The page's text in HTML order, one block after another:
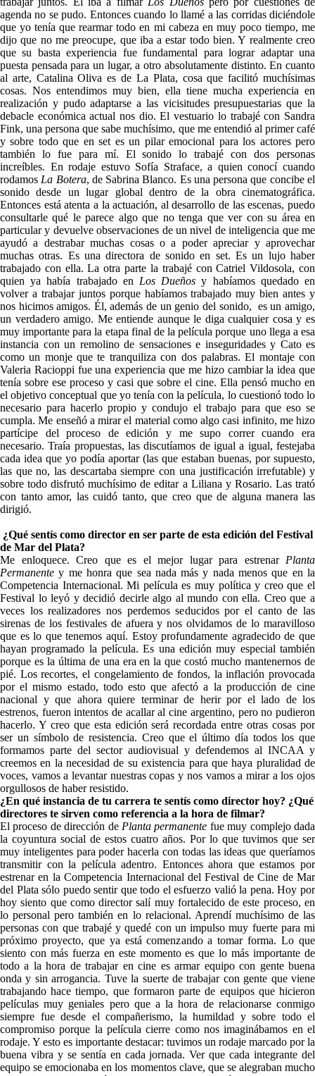
agenda no se pudo. Entonces cuando lo llamé a las corridas diciéndole
que yo tenía que rearmar todo en mi cabeza en muy poco tiempo, me
dijo que no me preocupe, que iba a estar todo bien. Y realmente creo
que su basta experiencia fue fundamental para lograr adaptar una
puesta pensada para un lugar, a otro absolutamente distinto. En cuanto
al arte, Catalina Oliva es de La Plata, cosa que facilitó muchísimas
cosas. Nos entendimos muy bien, ella tiene mucha experiencia en
realización y pudo adaptarse a las vicisitudes presupuestarias que la
debacle económica actual nos dio. El vestuario lo trabajé con Sandra
Fink, una persona que sabe muchísimo, que me entendió al primer café
y sobre todo que en set es un pilar emocional para los actores pero
también lo fue para mí. El sonido lo trabajé con dos personas
increíbles. En rodaje estuvo Sofía Straface, a quien conocí cuando
rodamos La Botera, de Sabrina Blanco. Es una persona que concibe el
sonido desde un lugar global dentro de la obra cinematográfica.
Entonces está atenta a la actuación, al desarrollo de las escenas, puedo
consultarle qué le parece algo que no tenga que ver con su área en
particular y devuelve observaciones de un nivel de inteligencia que me
ayudó a destrabar muchas cosas o a poder apreciar y aprovechar
muchas otras. Es una directora de sonido en set. Es un lujo haber
trabajado con ella. La otra parte la trabajé con Catriel Vildosola, con
quien ya había trabajado en Los Dueños y habíamos quedado en
volver a trabajar juntos porque habíamos trabajado muy bien antes y
nos hicimos amigos. Él, además de un genio del sonido, es un amigo,
un verdadero amigo. Me entiende aunque le diga cualquier cosa y es
muy importante para la etapa final de la película porque uno llega a esa
instancia con un remolino de sensaciones e inseguridades y Cato es
como un monje que te tranquiliza con dos palabras. El montaje con
Valeria Racioppi fue una experiencia que me hizo cambiar la idea que
tenía sobre ese proceso y casi que sobre el cine. Ella pensó mucho en
el objetivo conceptual que yo tenía con la película, lo cuestionó todo lo
necesario para hacerlo propio y condujo el trabajo para que eso se
cumpla. Me enseñó a mirar el material como algo casi infinito, me hizo
partícipe del proceso de edición y me supo correr cuando era
necesario. Traía propuestas, las discutíamos de igual a igual, festejaba
cada idea que yo podía aportar (las que estaban buenas, por supuesto,
las que no, las descartaba siempre con una justificación irrefutable) y
sobre todo disfrutó muchísimo de editar a Liliana y Rosario. Las trató
con tanto amor, las cuidó tanto, que creo que de alguna manera las
dirigió.
¿Qué sentís como director en ser parte de esta edición del Festival
de Mar del Plata?
Me enloquece. Creo que es el mejor lugar para estrenar Planta
Permanente y me honra que sea nada más y nada menos que en la
Competencia Internacional. Mi película es muy política y creo que el
Festival lo leyó y decidió decirle algo al mundo con ella. Creo que a
veces los realizadores nos perdemos seducidos por el canto de las
sirenas de los festivales de afuera y nos olvidamos de lo maravilloso
que es lo que tenemos aquí. Estoy profundamente agradecido de que
hayan programado la película. Es una edición muy especial también
porque es la última de una era en la que costó mucho mantenernos de
pié. Los recortes, el congelamiento de fondos, la inflación provocada
por el mismo estado, todo esto que afectó a la producción de cine
nacional y que ahora quiere terminar de herir por el lado de los
estrenos, fueron intentos de acallar al cine argentino, pero no pudieron
hacerlo. Y creo que esta edición será recordada entre otras cosas por
ser un símbolo de resistencia. Creo que el último día todos los que
formamos parte del sector audiovisual y defendemos al INCAA y
creemos en la necesidad de su existencia para que haya pluralidad de
voces, vamos a levantar nuestras copas y nos vamos a mirar a los ojos
orgullosos de haber resistido.
¿En qué instancia de tu carrera te sentís como director hoy? ¿Qué
directores te sirven como referencia a la hora de filmar?
El proceso de dirección de Planta permanente fue muy complejo dada
la coyuntura social de estos cuatro años. Por lo que tuvimos que ser
muy inteligentes para poder hacerla con todas las ideas que queríamos
transmitir con la película adentro. Entonces ahora que estamos por
estrenar en la Competencia Internacional del Festival de Cine de Mar
del Plata sólo puedo sentir que todo el esfuerzo valió la pena. Hoy por
hoy siento que como director salí muy fortalecido de este proceso, en
lo personal pero también en lo relacional. Aprendí muchísimo de las
personas con que trabajé y quedé con un impulso muy fuerte para mi
próximo proyecto, que ya está comenzando a tomar forma. Lo que
siento con más fuerza en este momento es que lo más importante de
todo a la hora de trabajar en cine es armar equipo con gente buena
onda y sin arrogancia. Tuve la suerte de trabajar con gente que viene
trabajando hace tiempo, que formaron parte de equipos que hicieron
películas muy geniales pero que a la hora de relacionarse conmigo
siempre fue desde el compañerismo, la humildad y sobre todo el
compromiso porque la película cierre como nos imaginábamos en el
rodaje. Y esto es importante destacar: tuvimos un rodaje marcado por la
buena vibra y se sentía en cada jornada. Ver que cada integrante del
equipo se emocionaba en los momentos clave, que se alegraban mucho